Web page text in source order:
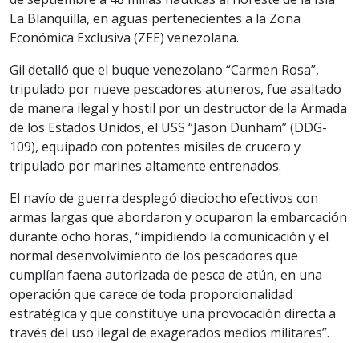
La Blanquilla, en aguas pertenecientes a la Zona
Económica Exclusiva (ZEE) venezolana.
Gil detalló que el buque venezolano “Carmen Rosa”,
tripulado por nueve pescadores atuneros, fue asaltado
de manera ilegal y hostil por un destructor de la Armada
de los Estados Unidos, el USS “Jason Dunham” (DDG-
109), equipado con potentes misiles de crucero y
tripulado por marines altamente entrenados.
El navío de guerra desplegó dieciocho efectivos con
armas largas que abordaron y ocuparon la embarcación
durante ocho horas, “impidiendo la comunicación y el
normal desenvolvimiento de los pescadores que
cumplían faena autorizada de pesca de atún, en una
operación que carece de toda proporcionalidad
estratégica y que constituye una provocación directa a
través del uso ilegal de exagerados medios militares”.